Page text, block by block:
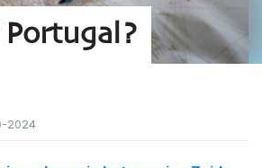
Portugal?
2024